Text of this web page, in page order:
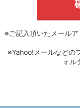
※ご記入頂いたメール
※Yahoo!メールなどの
ォル